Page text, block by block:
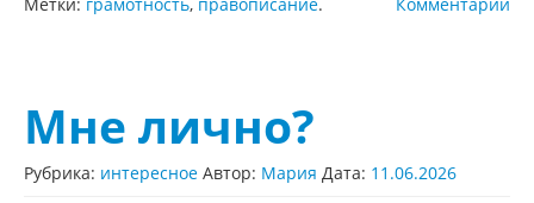
Мне лично?
Рубрика: интересное Автор: Мария Дата: 11.06.2026